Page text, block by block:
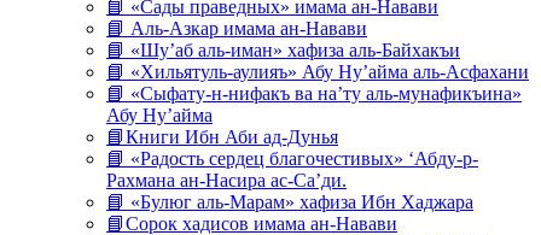
📘 «Сады праведных» имама ан-Навави
📘 Аль-Азкар имама ан-Навави
📘 «Шу’аб аль-иман» хафиза аль-Байхакъи
📘 «Хильятуль-аулияъ» Абу Ну’айма аль-Асфахани
📘 «Сыфату-н-нифакъ ва на’ту аль-мунафикъина»
Абу Ну’айма
📘Книги Ибн Аби ад-Дунья
📘 «Радость сердец благочестивых» ‘Абду-р-
Рахмана ан-Насира ас-Са’ди.
📘 «Булюг аль-Марам» хафиза Ибн Хаджара
📘Сорок хадисов имама ан-Навави